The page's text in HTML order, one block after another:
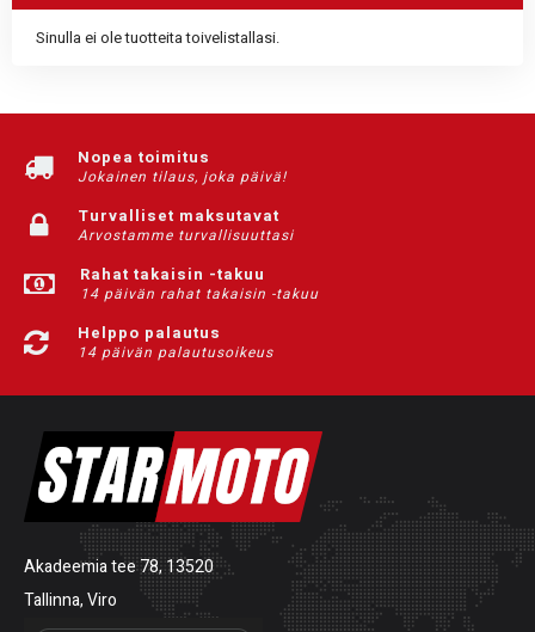
Sinulla ei ole tuotteita toivelistallasi.
Nopea toimitus
Jokainen tilaus, joka päivä!
Turvalliset maksutavat
Arvostamme turvallisuuttasi
Rahat takaisin -takuu
14 päivän rahat takaisin -takuu
Helppo palautus
14 päivän palautusoikeus
Akadeemia tee 78, 13520
Tallinna, Viro